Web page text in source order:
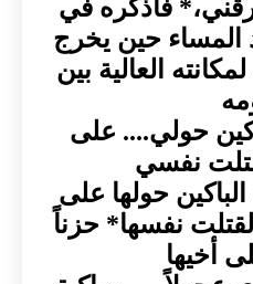
فأذكره في
المساء حين يخرج
العالية بين
حولي.... على
نفسي
الباكين حولها على
لقتلت نفسها* حزناً
أخيها